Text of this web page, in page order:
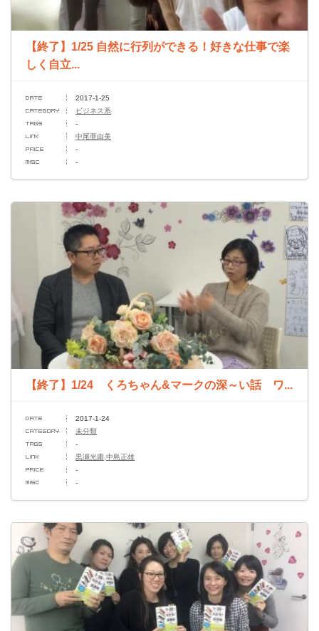
【終了】1/25 自然に行列ができる！好きな仕事で楽
しく自立...
2017-1-25
ビジネス系
-
中尾亜由美
-
-
【終了】1/24 くろちゃん&マークの深～い話 ワ...
2017-1-24
未分類
-
黒瀬光庸,中島正雄
-
-